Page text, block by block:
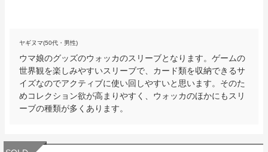
ヤギヌマ(50代・男性)
ウマ娘のグッズのウォッカのスリーブとなります。ゲームの
世界観を楽しみやすいスリーブで、カード類を収納できるサ
イズなのでアクティブに使い回しやすいと思います。そのた
めコレクション欲が高まりやすく、ウォッカのほかにもスリ
ーブの種類が多くあります。